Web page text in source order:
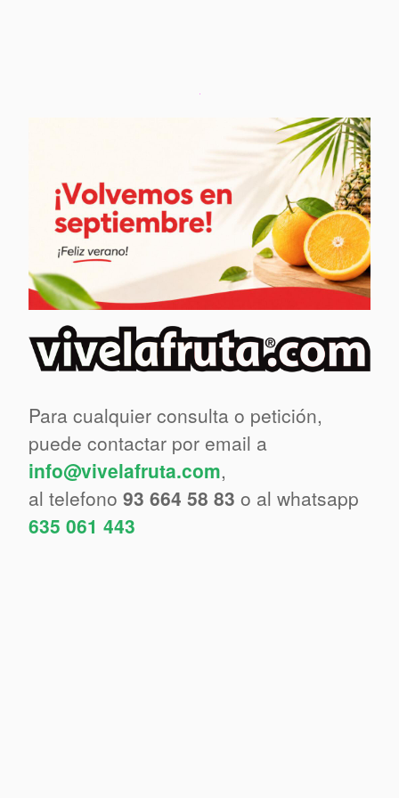
Para cualquier consulta o petición,
puede contactar por email a
info@vivelafruta.com,
al telefono 93 664 58 83 o al whatsapp
635 061 443